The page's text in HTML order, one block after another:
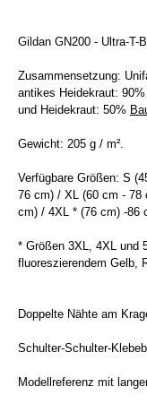
Gildan GN200 - Ultra-T-
Zusammensetzung:
antikes Heidekraut: 90%
und Heidekraut: 50%
Gewicht: 205 g / m².
Verfügbare Größen: S
76 cm) / XL (60 cm - 78
cm) / 4XL * (76 cm) -86
* Größen 3XL, 4XL und
fluoreszierendem Gelb,
Doppelte Nähte am
Schulter-Schulter-
Modellreferenz mit